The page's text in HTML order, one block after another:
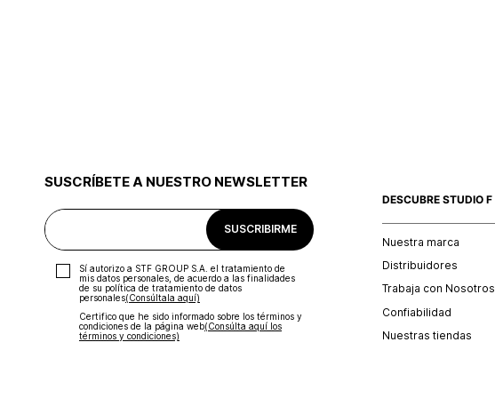
SUSCRÍBETE A NUESTRO NEWSLETTER
SUSCRIBIRME
Sí autorizo a STF GROUP S.A. el tratamiento de
mis datos personales, de acuerdo a las finalidades
de su política de tratamiento de datos
personales‎(Consúltala aquí)
Certifico que he sido informado sobre los términos y
condiciones de la página web‎(Consúlta aquí los
términos y condiciones)
DESCUBRE STUDIO F
Nuestra marca
Distribuidores
Trabaja con Nosotros
Confiabilidad
Nuestras tiendas